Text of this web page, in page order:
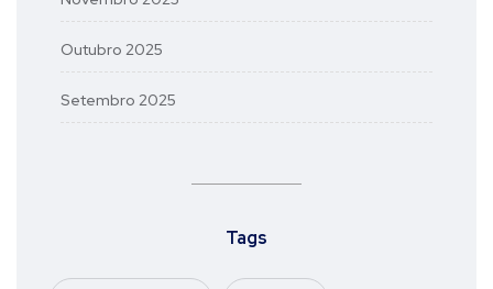
Outubro 2025
Setembro 2025
Tags